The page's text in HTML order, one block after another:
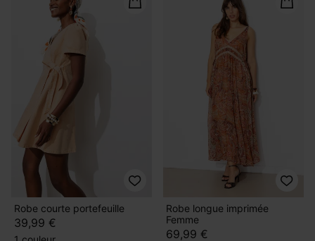
Robe courte portefeuille
39,99 €
Robe longue imprimée
Femme
69,99 €